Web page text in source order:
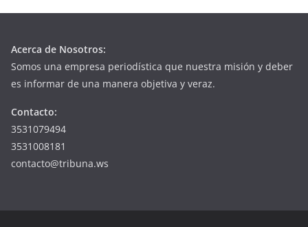
Acerca de Nosotros:
Somos una empresa periodística que nuestra misión y deber
es informar de una manera objetiva y veraz.
Contacto:
3531079494
3531008181
contacto@tribuna.ws